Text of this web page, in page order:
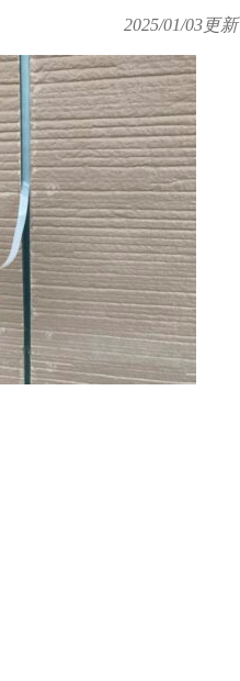
2025/01/03更新